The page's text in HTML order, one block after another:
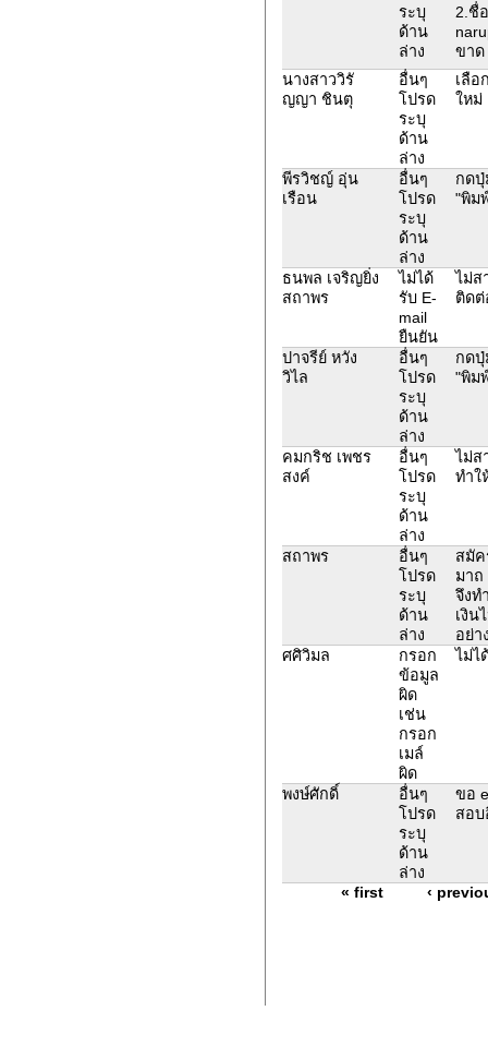
ระบุ
ด้าน
ล่าง
2.ชื่
ขาด
นางสาววิรั
ญญา ชินตุ
อื่นๆ
โปรด
ระบุ
ด้าน
ล่าง
เลือ
ใหม่
พีรวิชญ์ อุ่น
เรือน
อื่นๆ
โปรด
ระบุ
ด้าน
ล่าง
กดปุ่
"พิม
ธนพล เจริญยิ่ง
สถาพร
ไม่ได้
รับ E-
mail
ยืนยัน
ไม่ส
ติดต่
ปาจรีย์ หวัง
วิไล
อื่นๆ
โปรด
ระบุ
ด้าน
ล่าง
กดปุ่
"พิม
คมกริช เพชร
สงค์
อื่นๆ
โปรด
ระบุ
ด้าน
ล่าง
ไม่ส
ทำใ
สถาพร
อื่นๆ
โปรด
ระบุ
ด้าน
ล่าง
สมัค
มาถ
จึงท
เงิน
อย่า
ศศิวิมล
กรอก
ข้อมูล
ผิด
เช่น
กรอก
เมล์
ผิด
ไม่ไ
พงษ์ศักดิ์
อื่นๆ
โปรด
ระบุ
ด้าน
ล่าง
ขอ
สอบ
« first ‹